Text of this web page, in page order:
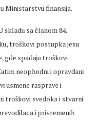
Ministarstvu finansija.
skladu sa članom 84.
troškovi postupka jesu
gde spadaju troškovi
neophodni i opravdani
usmene rasprave i
troškovi svedoka i stvarni
i privremenih